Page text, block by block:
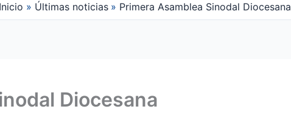
Inicio Últimas noticias Primera Asamblea Sinodal Diocesana
Diocesana